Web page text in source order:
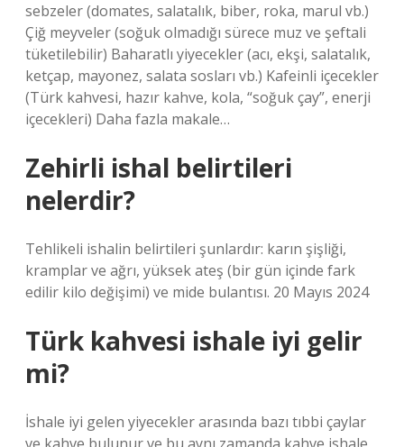
sebzeler (domates, salatalık, biber, roka, marul vb.)
Çiğ meyveler (soğuk olmadığı sürece muz ve şeftali
tüketilebilir) Baharatlı yiyecekler (acı, ekşi, salatalık,
ketçap, mayonez, salata sosları vb.) Kafeinli içecekler
(Türk kahvesi, hazır kahve, kola, “soğuk çay”, enerji
içecekleri) Daha fazla makale…
Zehirli ishal belirtileri
nelerdir?
Tehlikeli ishalin belirtileri şunlardır: karın şişliği,
kramplar ve ağrı, yüksek ateş (bir gün içinde fark
edilir kilo değişimi) ve mide bulantısı. 20 Mayıs 2024
Türk kahvesi ishale iyi gelir
mi?
İshale iyi gelen yiyecekler arasında bazı tıbbi çaylar